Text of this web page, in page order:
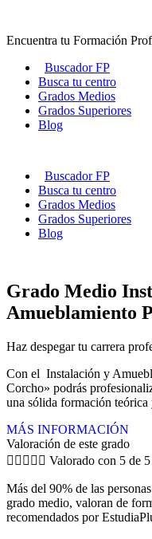
contenido
Encuentra tu Formación
Buscador FP
Busca tu centro
Grados Medios
Grados Superiores
Blog
Buscador FP
Busca tu centro
Grados Medios
Grados Superiores
Blog
Grado Medio
Amueblamiento
Haz despegar tu carrera
Con el Instalación y
Corcho» podrás
una sólida formación teórica
MÁS INFORMACIÓN
Valoración de este grado
     Valorado con 5 de 5
Más del 90% de las
grado medio, valoran de
recomendados por